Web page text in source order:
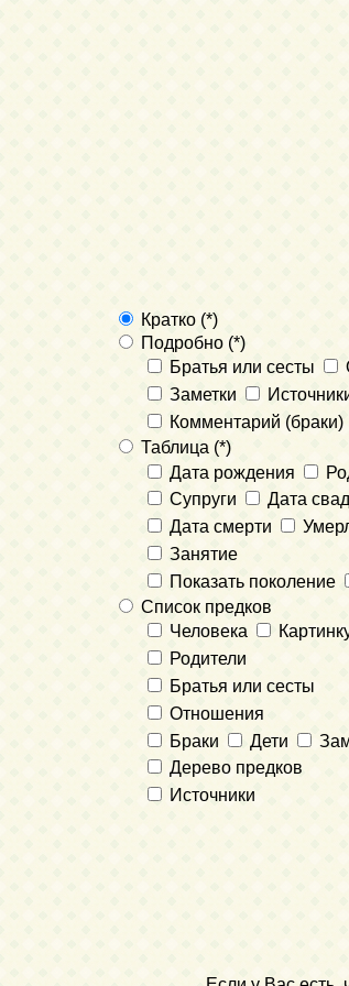
Кратко (*)
Подробно (*)
Братья или сесты
Заметки
Комментарий (браки)
Таблица (*)
Дата рождения
Супруги
Дата
Дата смерти
Занятие
Показать поколение
Список предков
Человека
Родители
Братья или сесты
Отношения
Браки
Дети
Дерево предков
Источники